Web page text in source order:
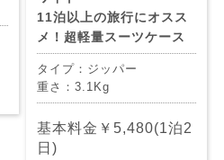
11泊以上の旅行にオスス
メ！超軽量スーツケース
タイプ：ジッパー
重さ：3.1Kg
基本料金￥5,480(1泊2
日)